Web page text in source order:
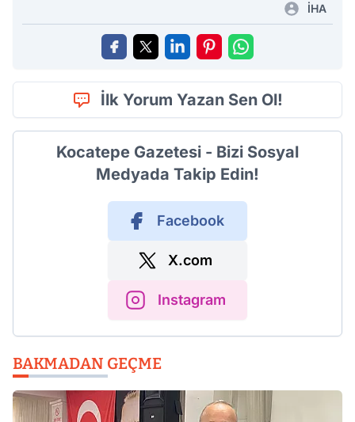
İHA
İlk Yorum Yazan Sen Ol!
Kocatepe Gazetesi - Bizi Sosyal
Medyada Takip Edin!
Facebook
X.com
Instagram
BAKMADAN GEÇME